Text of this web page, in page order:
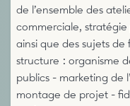
de l’ensemble des
commerciale,
ainsi que des sujets de
structure : organisme
publics - marketing de
montage de projet -